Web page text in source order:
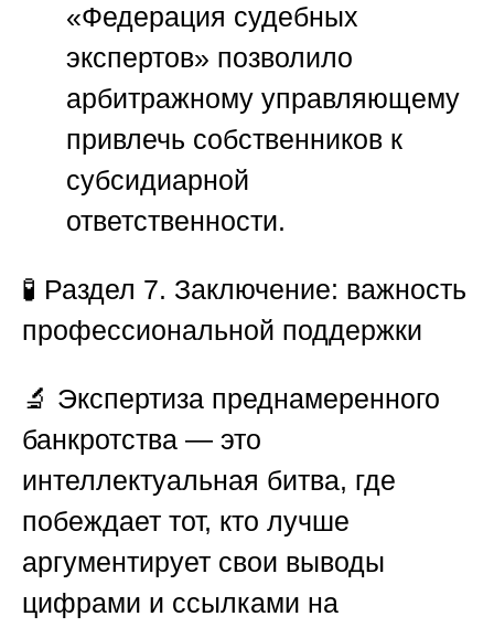
«Федерация судебных
экспертов» позволило
арбитражному управляющему
привлечь собственников к
субсидиарной
ответственности.
🧪 Раздел 7. Заключение: важность
профессиональной поддержки
🔬 Экспертиза преднамеренного
банкротства — это
интеллектуальная битва, где
побеждает тот, кто лучше
аргументирует свои выводы
цифрами и ссылками на